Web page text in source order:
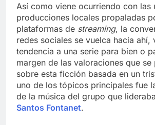
Así como viene ocurriendo con las
producciones locales propaladas
plataformas de streaming, la
redes sociales se vuelca hacia ahí,
tendencia a una serie para bien o
margen de las valoraciones que se
sobre esta ficción basada en un
uno de los tópicos principales fue
de la música del grupo que lideraba
Santos Fontanet.